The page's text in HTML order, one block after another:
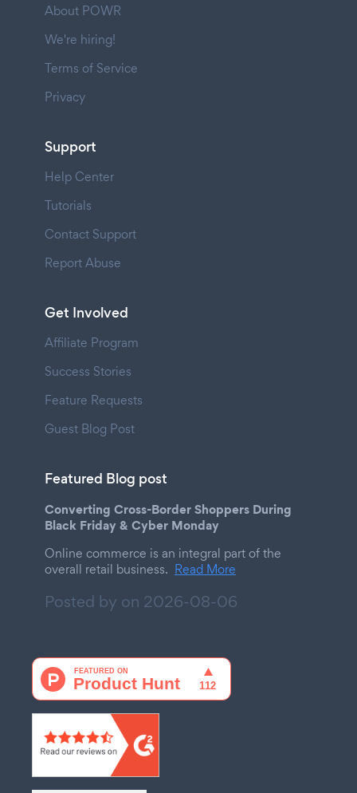
About POWR
We're hiring!
Terms of Service
Privacy
Support
Help Center
Tutorials
Contact Support
Report Abuse
Get Involved
Affiliate Program
Success Stories
Feature Requests
Guest Blog Post
Featured Blog post
Converting Cross-Border Shoppers During
Black Friday & Cyber Monday
Online commerce is an integral part of the
overall retail business. Read More
Posted by on 2026-08-06